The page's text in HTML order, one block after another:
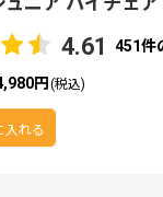
4.61 451件
円 (税込)
入れる